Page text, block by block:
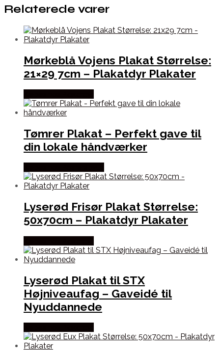
Relaterede varer
Mørkeblå Vojens Plakat Størrelse:
21×29 7cm – Plakatdyr Plakater
Tømrer Plakat – Perfekt gave til
din lokale håndværker
Lyserød Frisør Plakat Størrelse:
50x70cm – Plakatdyr Plakater
Lyserød Plakat til STX
Højniveaufag – Gaveidé til
Nyuddannede